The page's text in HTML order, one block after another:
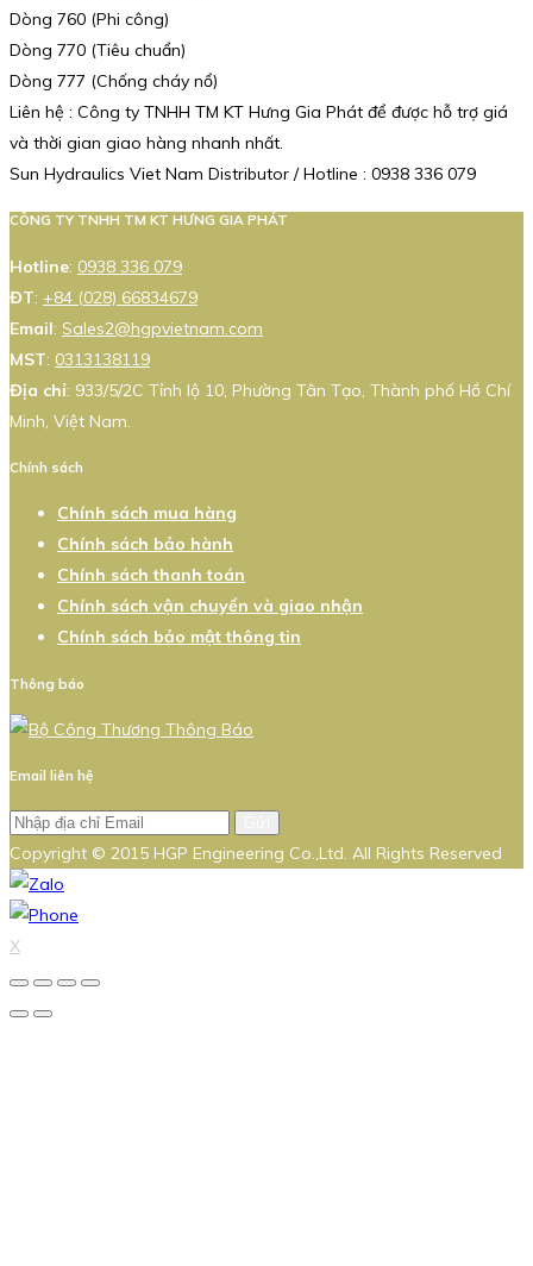
Dòng 760 (Phi công)
Dòng 770 (Tiêu chuẩn)
Dòng 777 (Chống cháy nổ)
Liên hệ : Công ty TNHH TM KT Hưng Gia Phát để được hỗ trợ giá
và thời gian giao hàng nhanh nhất.
Sun Hydraulics Viet Nam Distributor / Hotline : 0938 336 079
CÔNG TY TNHH TM KT HƯNG GIA PHÁT
Hotline: 0938 336 079
ĐT: +84 (028) 66834679
Email: Sales2@hgpvietnam.com
MST: 0313138119
Địa chỉ: 933/5/2C Tỉnh lộ 10, Phường Tân Tạo, Thành phố Hồ Chí
Minh, Việt Nam.
Chính sách
Chính sách mua hàng
Chính sách bảo hành
Chính sách thanh toán
Chính sách vận chuyển và giao nhận
Chính sách bảo mật thông tin
Thông báo
Email liên hệ
Copyright © 2015 HGP Engineering Co.,Ltd. All Rights Reserved
X